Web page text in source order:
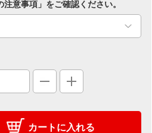
意事項」をご確認ください。
カートに入れる